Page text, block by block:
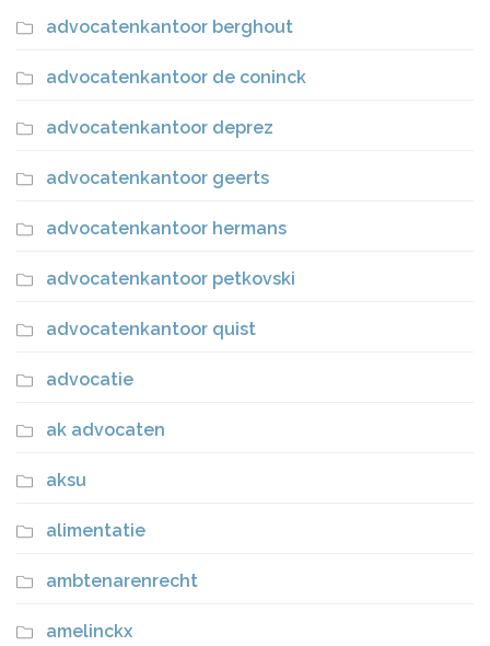
advocatenkantoor berghout
advocatenkantoor de coninck
advocatenkantoor deprez
advocatenkantoor geerts
advocatenkantoor hermans
advocatenkantoor petkovski
advocatenkantoor quist
advocatie
ak advocaten
aksu
alimentatie
ambtenarenrecht
amelinckx